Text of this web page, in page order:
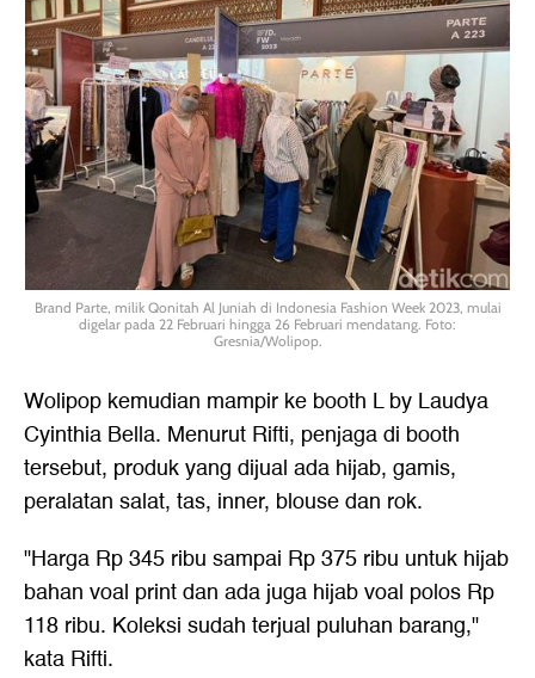
Brand Parte, milik Qonitah Al Juniah di Indonesia Fashion Week 2023, mulai
digelar pada 22 Februari hingga 26 Februari mendatang. Foto:
Gresnia/Wolipop.
Wolipop kemudian mampir ke booth L by Laudya
Cyinthia Bella. Menurut Rifti, penjaga di booth
tersebut, produk yang dijual ada hijab, gamis,
peralatan salat, tas, inner, blouse dan rok.
"Harga Rp 345 ribu sampai Rp 375 ribu untuk hijab
bahan voal print dan ada juga hijab voal polos Rp
118 ribu. Koleksi sudah terjual puluhan barang,"
kata Rifti.